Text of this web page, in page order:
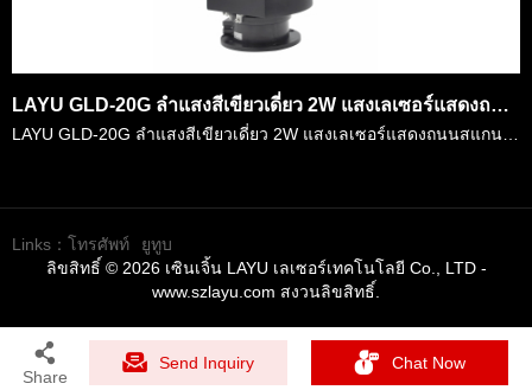
LAYU GLD-20G ลำแสงสีเขียวเดี่ยว 2W แสงเลเซอร์แสดงถนนสแกนอัจฉริยะ
LAYU GLD-20G ลำแสงสีเขียวเดี่ยว 2W แสงเลเซอร์แสดงถนนสแกนอัจฉริยะ พลังงานเลเซอร์ของมันคือ 2 วัตต์ซึ่งมีประสิทธิภาพสําหรับจํานวนมากของสถานที่และความแตกต่างของมันคือ &lt;1.1 mrad ที่สามารถเข้าถึงระยะทางท……
Links： โทรศัพท์
ยูทูบ
ลิขสิทธิ์ © 2026 เซินเจิ้น LAYU เลเซอร์เทคโนโลยี Co., LTD -
www.szlayu.com สงวนลิขสิทธิ์.
Share
Send Inquiry Chat Now